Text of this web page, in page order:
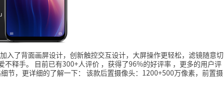
入了背面画屏设计，创新触控交互设计，大屏操作更轻松，滤镜随意切
释手。
目前已有300+人评价 ，获得了96%的好评率 ，更多的用户评
节，更详细的了解一下： 该款后置摄像头：1200+500万像素，前置摄